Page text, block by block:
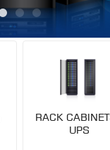
RACK
UPS